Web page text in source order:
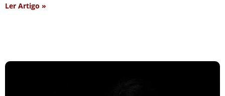
Ler Artigo »